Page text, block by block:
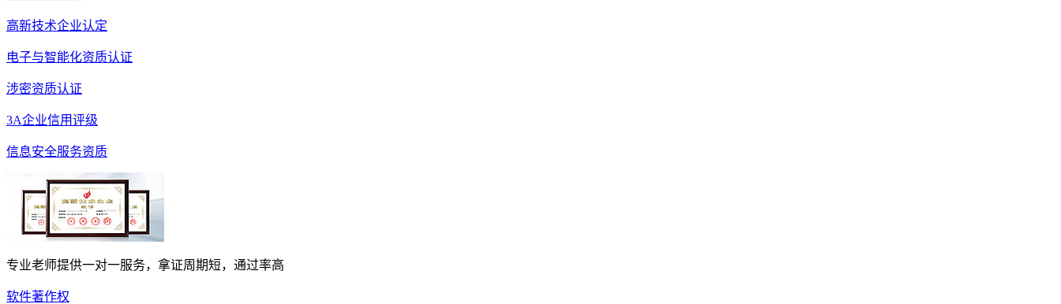
高新技术企业认定
电子与智能化资质认证
涉密资质认证
3A企业信用评级
信息安全服务资质
专业老师提供一对一服务，拿证周期短，通过率高
软件著作权